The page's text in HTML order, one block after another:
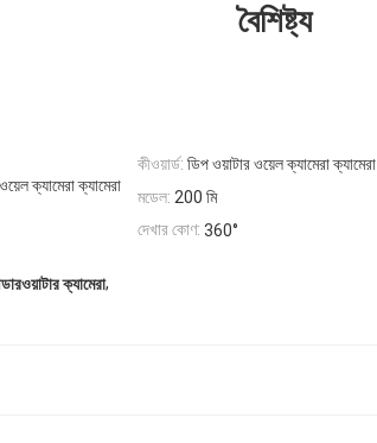
বৈশিষ্ট্য
ক্যামেরা ক্যামেরা
কীওয়ার্ড: ডিপ ওয়াটার ওয়েল ক্যামেরা ক্যামেরা
মডেল: 200 মি
দেখার কোণ: 360°
ক্যামেরা,